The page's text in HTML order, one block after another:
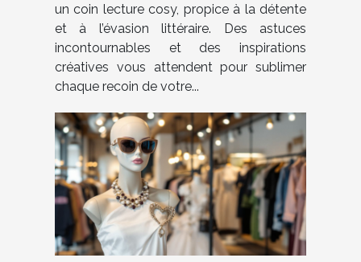
un coin lecture cosy, propice à la détente
et à l’évasion littéraire. Des astuces
incontournables et des inspirations
créatives vous attendent pour sublimer
chaque recoin de votre...